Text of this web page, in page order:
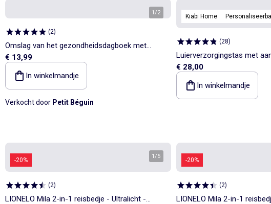
1/2
(2)
Omslag van het gezondheidsdagboek met
hazelnootmotief
€ 13,99
In winkelmandje
Verkocht door Petit Béguin
Kiabi Home
(28)
Luierverzorgingstas met
de binnenkant en
€ 28,00
In winkelmandje
-20%
1/5
(2)
LIONELO Mila 2-in-1 reisbedje - Ultralicht -
-20%
(2)
LIONELO Mila 2-in-1